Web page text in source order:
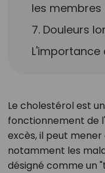
les membres
7. Douleurs
Le cholestérol est
fonctionnement de
excès, il peut
notamment les
désigné comme un